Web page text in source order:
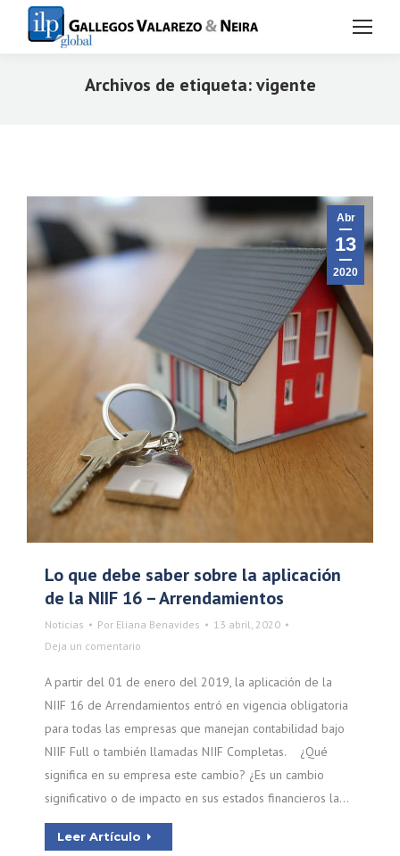
Archivos de etiqueta:vigente
Abr
13
2020
Lo que debe saber sobre la aplicación
de la NIIF 16 – Arrendamientos
Noticias Por Eliana Benavides
13 abril, 2020
Deja un comentario
A partir del 01 de enero del 2019, la aplicación de la
NIIF 16 de Arrendamientos entró en vigencia obligatoria
para todas las empresas que manejan contabilidad bajo
NIIF Full o también llamadas NIIF Completas. ¿Qué
significa en su empresa este cambio? ¿Es un cambio
significativo o de impacto en sus estados financieros la…
Leer Artículo